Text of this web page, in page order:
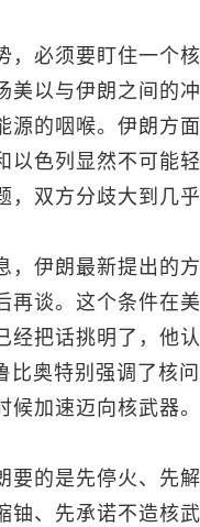
，必须要盯住一
美以与伊朗之间的
源的咽喉。伊朗方
以色列显然不可能
，双方分歧大到几
，伊朗最新提出的
再谈。这个条件在
经把话挑明了，他
比奥特别强调了核
候加速迈向核武器。
要的是先停火、先
铀、先承诺不造核